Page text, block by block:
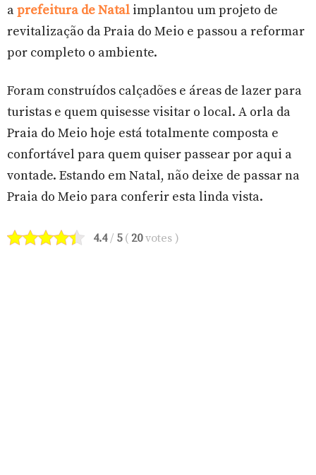
aprefeitura de Natal implantou um projeto de
revitalização da Praia do Meio e passou a reformar
por completo o ambiente.
Foram construídos calçadões e áreas de lazer para
turistas e quem quisesse visitar o local. A orla da
Praia do Meio hoje está totalmente composta e
confortável para quem quiser passear por aqui a
vontade. Estando em Natal, não deixe de passar na
Praia do Meio para conferir esta linda vista.
4.4 / 5 (20votes )